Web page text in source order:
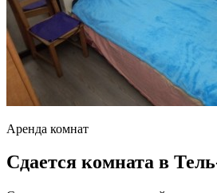
Аренда комнат
Сдается комната в